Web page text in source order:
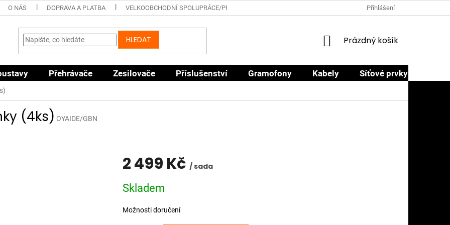
O NÁS DOPRAVA A PLATBA VELKOOBCHODNÍ SPOLUPRÁCE/PRODEJCI OBCHODNÍ PODMÍNKY
Přihlášení
HLEDAT
NÁKUPNÍ
Prázdný košík
Přehrávače Zesilovače Příslušenství Gramofony Kabely Síťové prvky
(4ks) OYAIDE/GBN
2 499 Kč / sada
cena:
Skladem
Možnosti doručení